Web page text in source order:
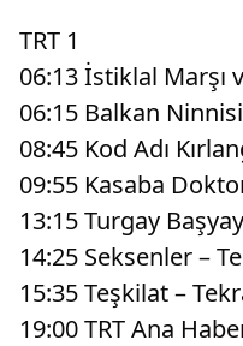
TRT 1
06:13 İstiklal Marşı
06:15 Balkan
08:45 Kod Adı
09:55 Kasaba
13:15 Turgay
14:25 Seksenler –
15:35 Teşkilat –
19:00 TRT Ana